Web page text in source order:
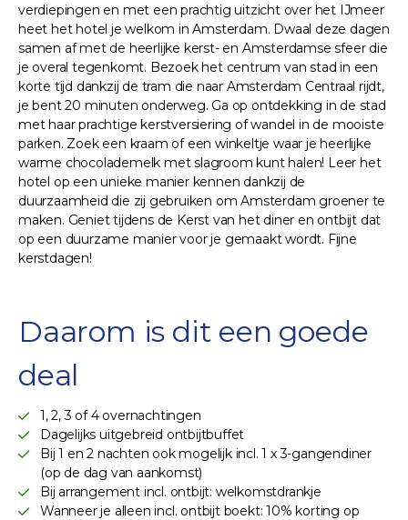
verdiepingen en met een prachtig uitzicht over het IJmeer
heet het hotel je welkom in Amsterdam. Dwaal deze dagen
samen af met de heerlijke kerst- en Amsterdamse sfeer die
je overal tegenkomt. Bezoek het centrum van stad in een
korte tijd dankzij de tram die naar Amsterdam Centraal rijdt,
je bent 20 minuten onderweg. Ga op ontdekking in de stad
met haar prachtige kerstversiering of wandel in de mooiste
parken. Zoek een kraam of een winkeltje waar je heerlijke
warme chocolademelk met slagroom kunt halen! Leer het
hotel op een unieke manier kennen dankzij de
duurzaamheid die zij gebruiken om Amsterdam groener te
maken. Geniet tijdens de Kerst van het diner en ontbijt dat
op een duurzame manier voor je gemaakt wordt. Fijne
kerstdagen!
Daarom is dit een goede
deal
1, 2, 3 of 4 overnachtingen
Dagelijks uitgebreid ontbijtbuffet
Bij 1 en 2 nachten ook mogelijk incl. 1 x 3-gangendiner
(op de dag van aankomst)
Bij arrangement incl. ontbijt: welkomstdrankje
Wanneer je alleen incl. ontbijt boekt: 10% korting op